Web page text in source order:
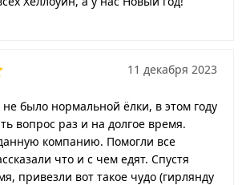
11 декабря 2023
было нормальной ёлки, в этом году
вопрос раз и на долгое время.
компанию. Помогли все
что и с чем едят. Спустя
привезли вот такое чудо (гирлянду